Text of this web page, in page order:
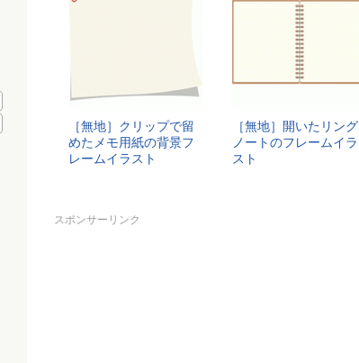
［無地］クリップで留
めたメモ用紙の背景フ
レームイラスト
［無地］開いたリング
ノートのフレームイラ
スト
スポンサーリンク